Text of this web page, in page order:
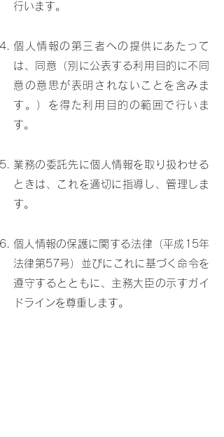
行います。
個人情報の第三者への提供にあたって
は、同意（別に公表する利用目的に不同
意の意思が表明されないことを含みま
す。）を得た利用目的の範囲で行いま
す。
業務の委託先に個人情報を取り扱わせる
ときは、これを適切に指導し、管理しま
す。
個人情報の保護に関する法律（平成15年
法律第57号）並びにこれに基づく命令を
遵守するとともに、主務大臣の示すガイ
ドラインを尊重します。